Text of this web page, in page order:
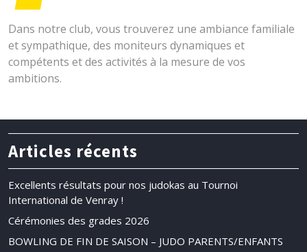
Dans notre club, vous trouverez une ambiance familiale
et sympathique, des moniteurs dynamiques et
compétents et des activités à la mesure de vos
ambitions.
Articles récents
Excellents résultats pour nos judokas au Tournoi
International de Venray !
Cérémonies des grades 2026
BOWLING DE FIN DE SAISON – JUDO PARENTS/ENFANTS